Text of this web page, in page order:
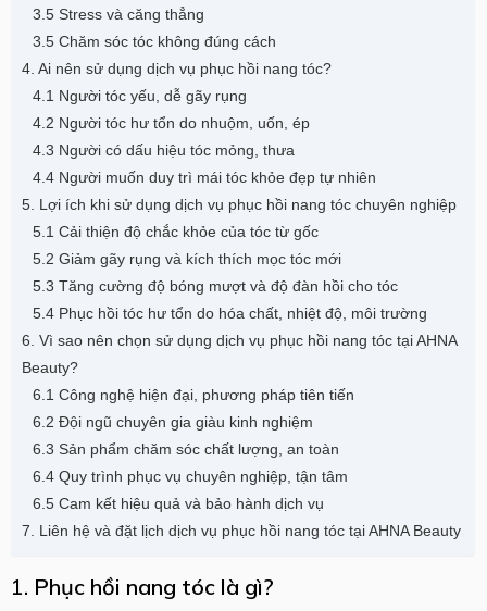
3.5 Stress và căng thẳng
3.5 Chăm sóc tóc không đúng cách
4. Ai nên sử dụng dịch vụ phục hồi nang tóc?
4.1 Người tóc yếu, dễ gãy rụng
4.2 Người tóc hư tổn do nhuộm, uốn, ép
4.3 Người có dấu hiệu tóc mỏng, thưa
4.4 Người muốn duy trì mái tóc khỏe đẹp tự nhiên
5. Lợi ích khi sử dụng dịch vụ phục hồi nang tóc chuyên nghiệp
5.1 Cải thiện độ chắc khỏe của tóc từ gốc
5.2 Giảm gãy rụng và kích thích mọc tóc mới
5.3 Tăng cường độ bóng mượt và độ đàn hồi cho tóc
5.4 Phục hồi tóc hư tổn do hóa chất, nhiệt độ, môi trường
6. Vì sao nên chọn sử dụng dịch vụ phục hồi nang tóc tại AHNA
Beauty?
6.1 Công nghệ hiện đại, phương pháp tiên tiến
6.2 Đội ngũ chuyên gia giàu kinh nghiệm
6.3 Sản phẩm chăm sóc chất lượng, an toàn
6.4 Quy trình phục vụ chuyên nghiệp, tận tâm
6.5 Cam kết hiệu quả và bảo hành dịch vụ
7. Liên hệ và đặt lịch dịch vụ phục hồi nang tóc tại AHNA Beauty
1. Phục hồi nang tóc là gì?